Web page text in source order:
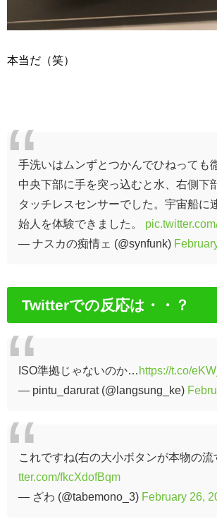
本当だ（笑）
手洗いはムンずとつかんでひねっても
中央下部に手を突っ込むと水、右側下
タッチレスセンサーでした。宇宙船に
始人を体験できました。
— ナスカの痴情ェ (@synfunk)
Twitterでの反応は・・？
ISO準拠じゃないのか…
https://t.co/
— pintu_darurat (@langsung_ke)
これですね(右の大小ボタンが本物の流
tter.com/fkcXdofBqm
— ざわ (@tabemono_3) February 26,